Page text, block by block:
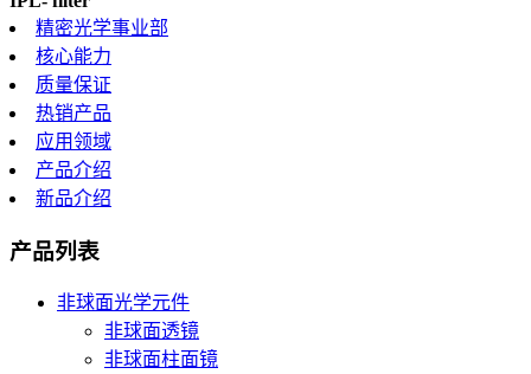
精密光学事业部
核心能力
质量保证
热销产品
应用领域
产品介绍
新品介绍
产品列表
非球面光学元件
非球面透镜
非球面柱面镜